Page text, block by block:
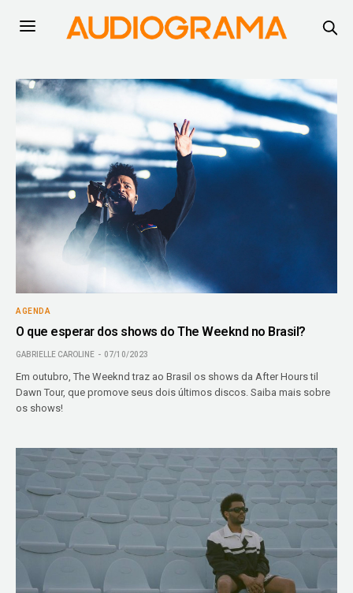
AGENDA
O que esperar dos shows do The Weeknd no Brasil?
GABRIELLE CAROLINE 07/10/2023
Em outubro, The Weeknd traz ao Brasil os shows da After Hours til
Dawn Tour, que promove seus dois últimos discos. Saiba mais sobre
os shows!